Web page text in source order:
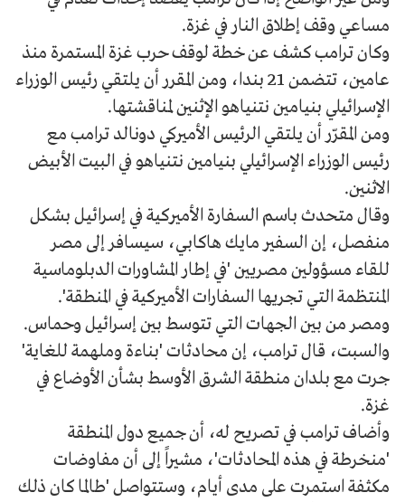
مساعي وقف إطلاق النار في غزة.
وكان ترامب كشف عن خطة لوقف حرب غزة المستمرة منذ
عامين، تتضمن 21 بندا، ومن المقرر أن يلتقي رئيس الوزراء
الإسرائيلي بنيامين نتنياهو الإثنين لمناقشتها.
ومن المقرّر أن يلتقي الرئيس الأميركي دونالد ترامب مع
رئيس الوزراء الإسرائيلي بنيامين نتنياهو في البيت الأبيض
الاثنين.
وقال متحدث باسم السفارة الأميركية في إسرائيل بشكل
منفصل، إن السفير مايك هاكابي، سيسافر إلى مصر
للقاء مسؤولين مصريين 'في إطار المشاورات الدبلوماسية
المنتظمة التي تجريها السفارات الأميركية في المنطقة'.
ومصر من بين الجهات التي تتوسط بين إسرائيل وحماس.
والسبت، قال ترامب، إن محادثات 'بناءة وملهمة للغاية'
جرت مع بلدان منطقة الشرق الأوسط بشأن الأوضاع في
غزة.
وأضاف ترامب في تصريح له، أن جميع دول المنطقة
'منخرطة في هذه المحادثات'، مشيراً إلى أن مفاوضات
مكثفة استمرت على مدى أيام، وستتواصل 'طالما كان ذلك